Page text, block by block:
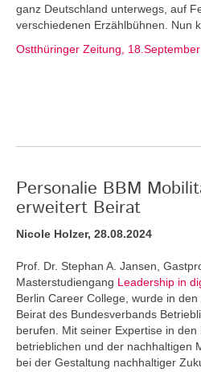
ganz Deutschland unterwegs, auf
verschiedenen Erzählbühnen. Nun
Ostthüringer Zeitung,
Personalie BBM
erweitert Beirat
Nicole Holzer, 28.08.2024
Prof. Dr. Stephan A. Jansen,
Masterstudiengang Leadership in
Berlin Career College, wurde in
Beirat des Bundesverbands
berufen. Mit seiner Expertise in den
betrieblichen und der nachhaltigen
bei der Gestaltung nachhaltiger